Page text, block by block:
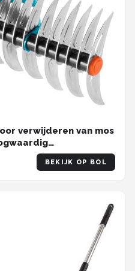
verwijderen van mos
35x30x28 cm
BEKIJK OP BOL